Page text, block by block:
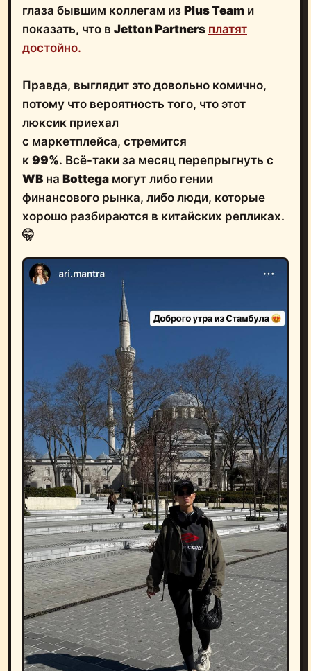
глаза бывшим коллегам из Plus Team и
показать, что в Jetton Partners платят
достойно.
Правда, выглядит это довольно комично,
потому что вероятность того, что этот
люксик приехал
с маркетплейса, стремится
к 99%. Всё-таки за месяц перепрыгнуть с
WB на Bottega могут либо гении
финансового рынка, либо люди, которые
хорошо разбираются в китайских репликах.
🤫